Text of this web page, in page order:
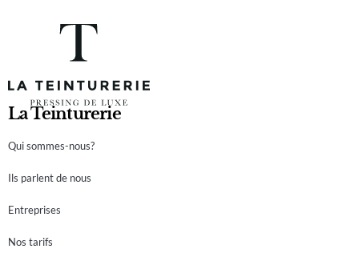
La Teinturerie
Qui sommes-nous?
Ils parlent de nous
Entreprises
Nos tarifs